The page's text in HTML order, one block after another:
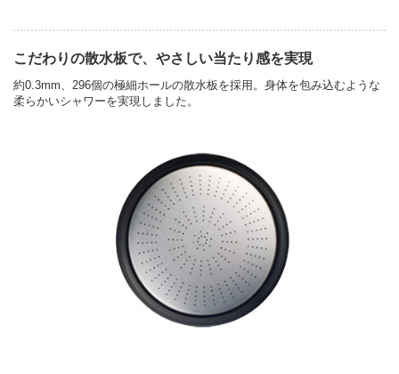
こだわりの散水板で、やさしい当たり感を実現
約0.3mm、296個の極細ホールの散水板を採用。身体を包み込むような
柔らかいシャワーを実現しました。